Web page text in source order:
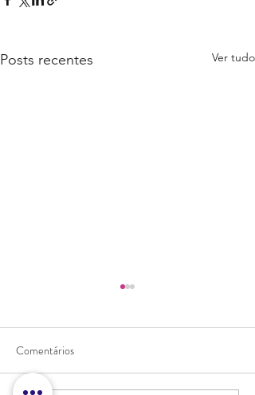
Posts recentes Ver tudo
PIZZA VEGANA!
Comentários